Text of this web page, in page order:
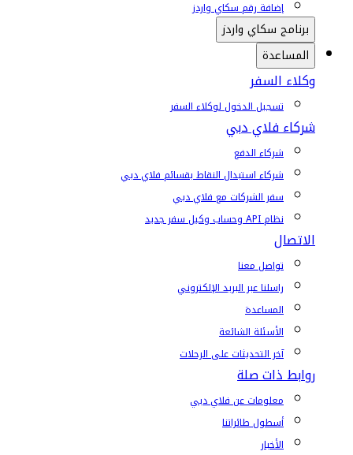
إضافة رقم سكاي واردز
برنامج سكاي واردز
المساعدة
وكلاء السفر
تسجيل الدخول لوكلاء السفر
شركاء فلاي دبي
شركاء الدفع
شركاء استبدال النقاط بقسائم فلاي دبي
سفر الشركات مع فلاي دبي
نظام API وحساب وكيل سفر جديد
الاتصال
تواصل معنا
راسلنا عبر البريد الإلكتروني
المساعدة
الأسئلة الشائعة
آخر التحديثات على الرحلات
روابط ذات صلة
معلومات عن فلاي دبي
أسطول طائراتنا
الأخبار